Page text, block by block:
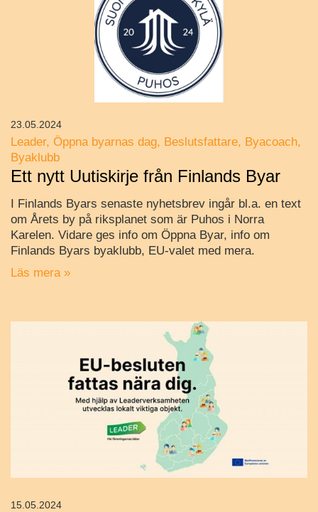
Leader Öppna byarnas dag Beslutsfattare
Byacoach
Byaklubb
Ett nytt Uutiskirje från Finlands Byar
I Finlands Byars senaste nyhetsbrev ingår bl.a. en text
om Årets by på riksplanet som är Puhos i Norra
Karelen. Vidare ges info om Öppna Byar, info om
Finlands Byars byaklubb, EU-valet med mera.
Läs mera »
23.05.2024
15.05.2024